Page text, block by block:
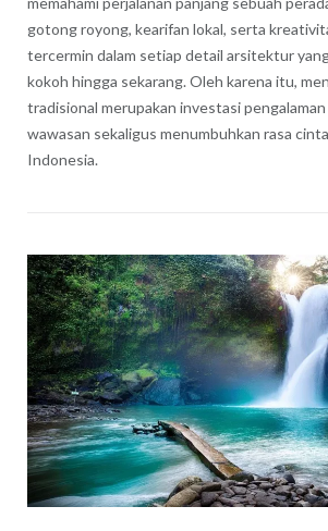
gotong royong, kearifan lokal, serta
tercermin dalam setiap detail arsitektur
kokoh hingga sekarang. Oleh karena itu,
tradisional merupakan investasi
wawasan sekaligus menumbuhkan rasa
Indonesia.